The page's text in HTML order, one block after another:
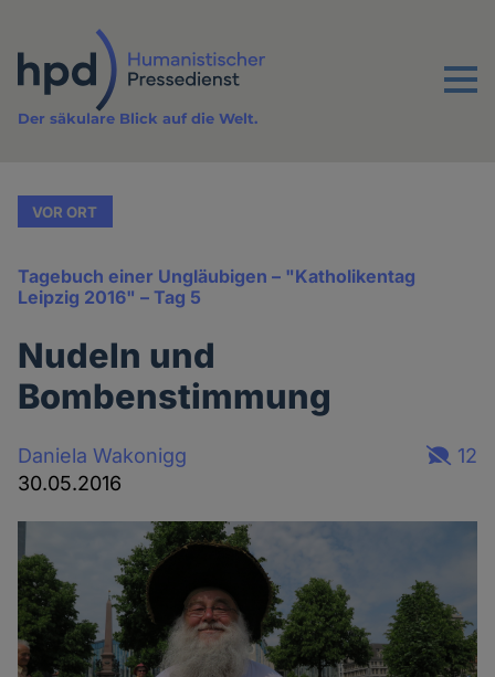
Inhalt
Menu
Der säkulare Blick auf die Welt.
VOR ORT
Tagebuch einer Ungläubigen – "Katholikentag
Leipzig 2016" – Tag 5
Nudeln und
Bombenstimmung
Daniela Wakonigg
30.05.2016
12